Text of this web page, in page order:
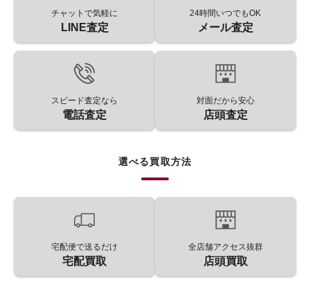
チャットで気軽に
LINE査定
24時間いつでもOK
メール査定
スピード査定なら
電話査定
対面だから安心
店頭査定
選べる買取方法
宅配便で送るだけ
宅配買取
全店舗アクセス抜群
店頭買取